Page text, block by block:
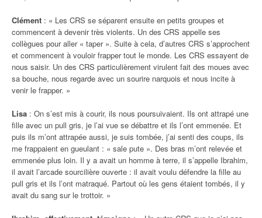
Clément : « Les CRS se séparent ensuite en petits groupes et
commencent à devenir très violents. Un des CRS appelle ses
collègues pour aller « taper ». Suite à cela, d’autres CRS s’approchent
et commencent à vouloir frapper tout le monde. Les CRS essayent de
nous saisir. Un des CRS particulièrement virulent fait des moues avec
sa bouche, nous regarde avec un sourire narquois et nous incite à
venir le frapper. »
Lisa : On s’est mis à courir, ils nous poursuivaient. Ils ont attrapé une
fille avec un pull gris, je l’ai vue se débattre et ils l’ont emmenée. Et
puis ils m’ont attrapée aussi, je suis tombée, j’ai senti des coups, ils
me frappaient en gueulant : « sale pute ». Des bras m’ont relevée et
emmenée plus loin. Il y a avait un homme à terre, il s’appelle Ibrahim,
il avait l’arcade sourcilière ouverte : il avait voulu défendre la fille au
pull gris et ils l’ont matraqué. Partout où les gens étaient tombés, il y
avait du sang sur le trottoir. »